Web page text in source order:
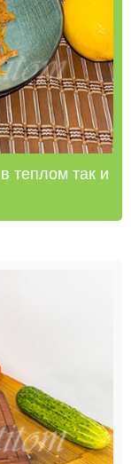
теплом так и